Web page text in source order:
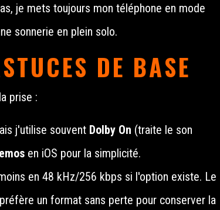
je mets toujours mon téléphone en mode
sonnerie en plein solo.
DE BASE
prise :
j'utilise souvent Dolby On (traite le son
en iOS pour la simplicité.
en 48 kHz/256 kbps si l'option existe. Le
un format sans perte pour conserver la